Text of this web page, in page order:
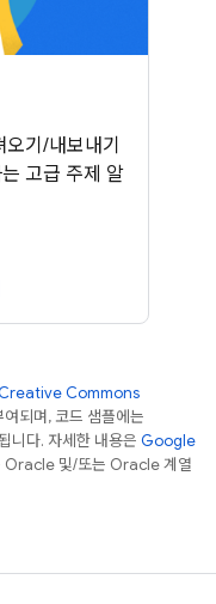
기/내보내기
고급 주제 알
Commons
되며, 코드 샘플에는
니다. 자세한 내용은 Google
Oracle 및/또는 Oracle 계열